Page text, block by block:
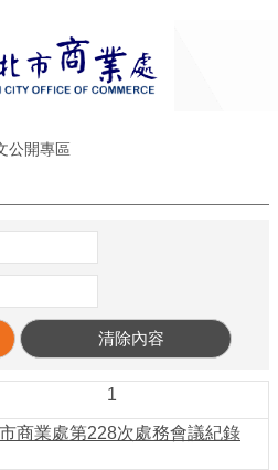
公開專區
1
商業處第228次處務會議紀錄